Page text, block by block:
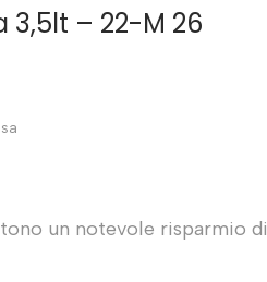
3,5lt – 22-M 26
un notevole risparmio